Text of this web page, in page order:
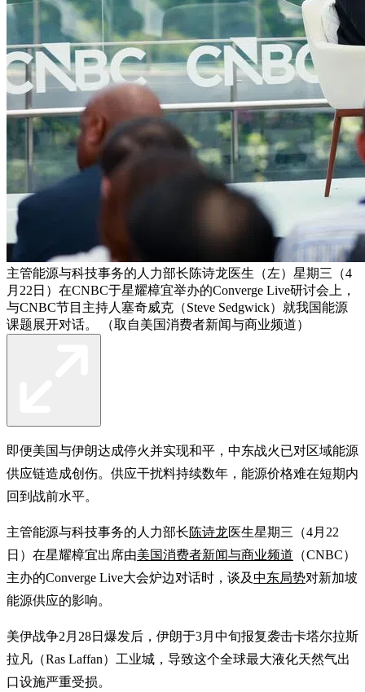
主管能源与科技事务的人力部长陈诗龙医生（左）星期三（4
月22日）在CNBC于星耀樟宜举办的Converge Live研讨会上，
与CNBC节目主持人塞奇威克（Steve Sedgwick）就我国能源
课题展开对话。 （取自美国消费者新闻与商业频道）
即便美国与伊朗达成停火并实现和平，中东战火已对区域能源
供应链造成创伤。供应干扰料持续数年，能源价格难在短期内
回到战前水平。
主管能源与科技事务的人力部长陈诗龙医生星期三（4月22
日）在星耀樟宜出席由美国消费者新闻与商业频道 （CNBC）
主办的Converge Live大会炉边对话时，谈及中东局势对新加坡
能源供应的影响。
美伊战争2月28日爆发后，伊朗于3月中旬报复袭击卡塔尔拉斯
拉凡（Ras Laffan）工业城，导致这个全球最大液化天然气出
口设施严重受损。